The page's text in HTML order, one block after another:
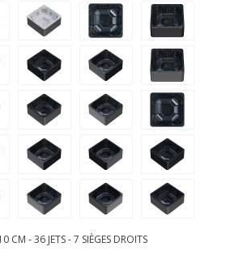
CM - 36 JETS - 7 SIÈGES DROITS